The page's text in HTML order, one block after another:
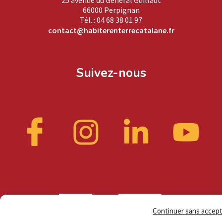
Continuer sans
66000 Perpignan
Tél. : 04 68 38 01 97
contact@habiterenterrecatalane.fr
Suivez-nous